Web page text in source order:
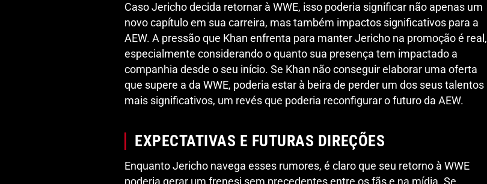
Caso Jericho decida retornar à WWE, isso poderia significar não apenas um
novo capítulo em sua carreira, mas também impactos significativos para a
AEW. A pressão que Khan enfrenta para manter Jericho na promoção é real,
especialmente considerando o quanto sua presença tem impactado a
companhia desde o seu início. Se Khan não conseguir elaborar uma oferta
que supere a da WWE, poderia estar à beira de perder um dos seus talentos
mais significativos, um revés que poderia reconfigurar o futuro da AEW.
EXPECTATIVAS E FUTURAS DIREÇÕES
Enquanto Jericho navega esses rumores, é claro que seu retorno à WWE
poderia gerar um frenesi sem precedentes entre os fãs e na mídia. Se